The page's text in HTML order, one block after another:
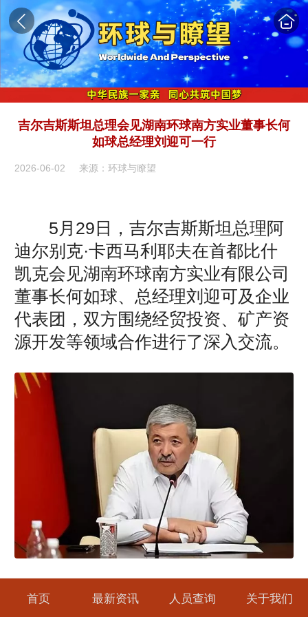
吉尔吉斯斯坦总理会见湖南环球南方实业董事长何
如球总经理刘迎可一行
2026-06-02 来源：环球与瞭望
5月29日，吉尔吉斯斯坦总理阿
迪尔别克·卡西马利耶夫在首都比什
凯克会见湖南环球南方实业有限公司
董事长何如球、总经理刘迎可及企业
代表团，双方围绕经贸投资、矿产资
源开发等领域合作进行了深入交流。
吉尔吉斯斯坦总理阿迪尔别克·
首页 最新资讯 人员查询 关于我们